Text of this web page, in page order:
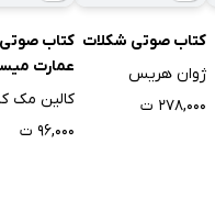
کتاب صوتی شکلات
ژوان هریس
۲۷۸,۰۰۰ ت
کتاب صوتی
عمارت
کالین مک
۹۶,۰۰۰ ت